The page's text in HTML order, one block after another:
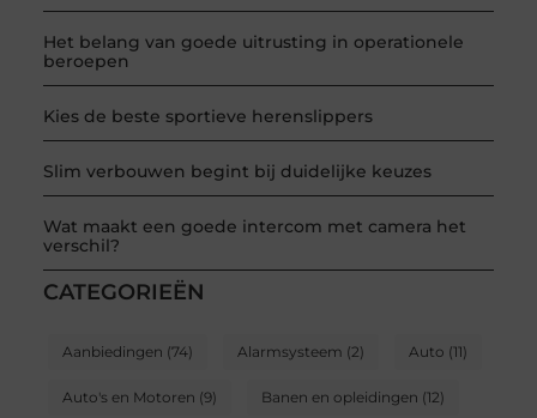
Het belang van goede uitrusting in operationele
beroepen
Kies de beste sportieve herenslippers
Slim verbouwen begint bij duidelijke keuzes
Wat maakt een goede intercom met camera het
verschil?
CATEGORIEËN
Aanbiedingen (74) Alarmsysteem (2) Auto (11)
Auto's en Motoren (9) Banen en opleidingen (12)